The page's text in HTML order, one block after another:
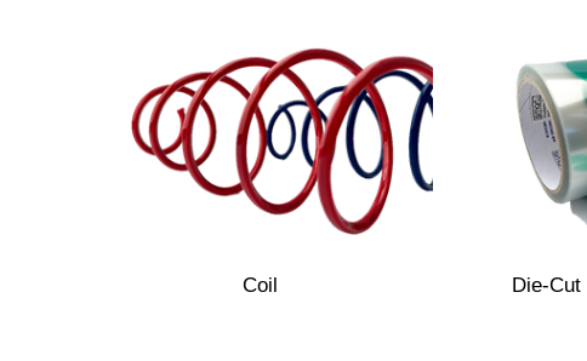
Coil Die-